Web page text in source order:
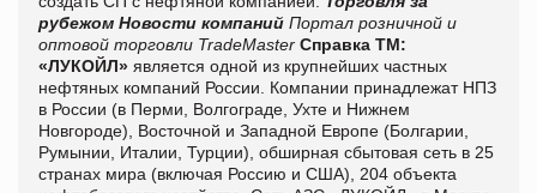
рубежом Новости компаний Портал розничной и
оптовой торговли TradeMaster Справка ТМ:
«ЛУКОЙЛ» является одной из крупнейших частных
нефтяных компаний России. Компании принадлежат НПЗ
в России (в Перми, Волгограде, Ухте и Нижнем
Новгороде), Восточной и Западной Европе (Болгарии,
Румынии, Италии, Турции), обширная сбытовая сеть в 25
странах мира (включая Россию и США), 204 объекта